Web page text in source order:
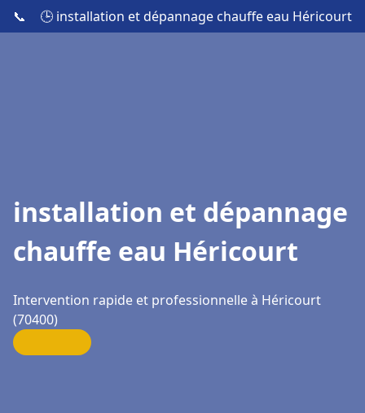
📞 🕒 installation et dépannage chauffe eau Héricourt
installation et dépannage
chauffe eau Héricourt
Intervention rapide et professionnelle à Héricourt
(70400)